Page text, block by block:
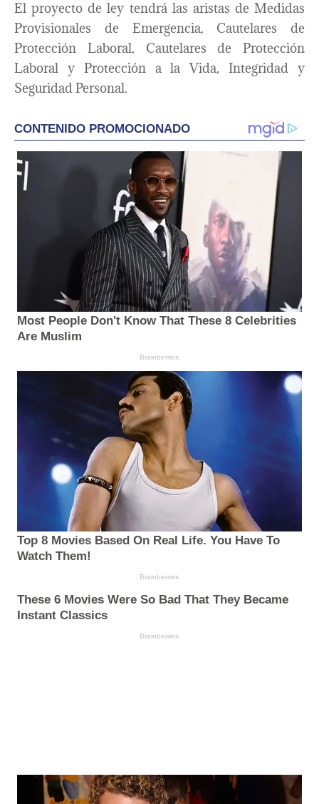
El proyecto de ley tendrá las aristas de Medidas
Provisionales de Emergencia, Cautelares de
Protección Laboral, Cautelares de Protección
Laboral y Protección a la Vida, Integridad y
Seguridad Personal.